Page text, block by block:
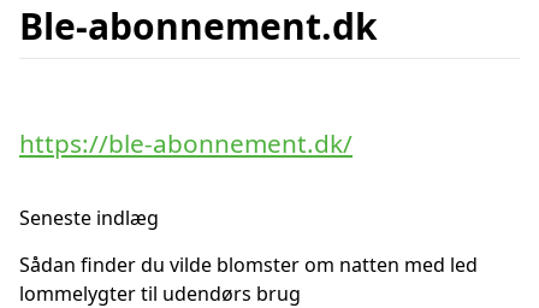
Ble-abonnement.dk
https://ble-abonnement.dk/
Seneste indlæg
Sådan finder du vilde blomster om natten med led
lommelygter til udendørs brug